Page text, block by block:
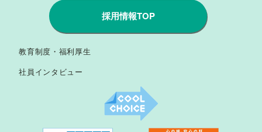
採用情報TOP
教育制度・福利厚生
社員インタビュー